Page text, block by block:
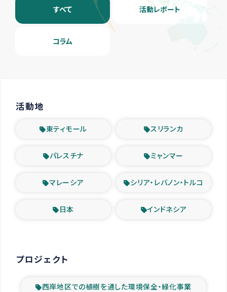
すべて 活動レポート
コラム
活動地
東ティモール スリランカ
パレスチナ ミャンマー
マレーシア シリア・レバノン・トルコ
日本 インドネシア
プロジェクト
西岸地区での植樹を通した環境保全・緑化事業